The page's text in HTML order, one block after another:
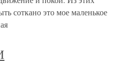
соткано это мое маленькое